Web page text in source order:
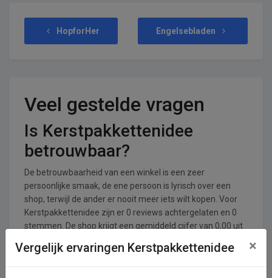
HopforHer Engelsebladen
Veel gestelde vragen
Is Kerstpakkettenidee
betrouwbaar?
De betrouwbaarheid van een winkel is een zeer
persoonlijke smaak, de ene persoon is lyrisch over een
shop, terwijl de ander er nooit meer iets wilt kopen. Voor
Kerstpakkettenidee zijn er 0 reviews achtergelaten en 0
stemmen. De shop krijgt een gemiddeld cijfer van 0,00 uit
Vergelijk ervaringen Kerstpakkettenidee ×